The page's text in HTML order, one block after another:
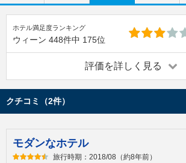
ホテル満足度ランキング
ウィーン 448件中 175位
評価を詳しく見る
クチコミ（2件）
モダンなホテル
旅行時期：2018/08（約8年前）